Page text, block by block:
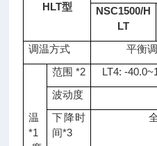
HLT型
NSC1500/H
LT
调温方式
平衡
温
*1
范围 *2
LT4: -
波动度
下降时
间*3